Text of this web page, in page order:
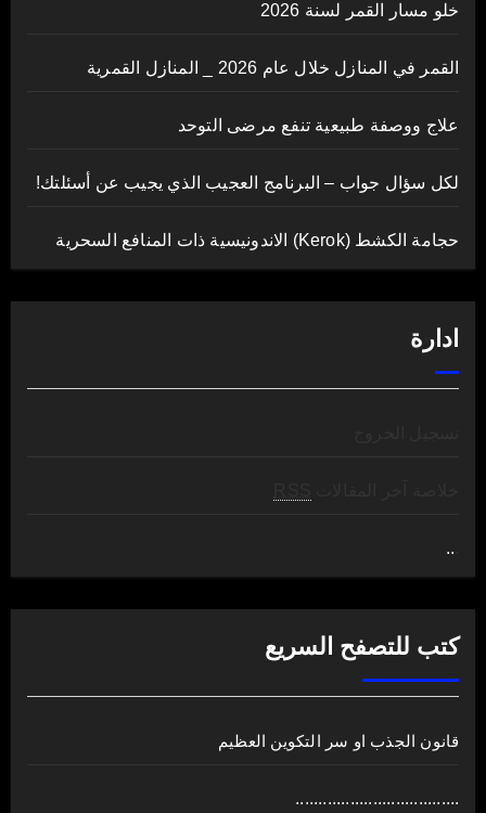
خلو مسار القمر لسنة 2026
القمر في المنازل خلال عام 2026 _ المنازل القمرية
علاج ووصفة طبيعية تنفع مرضى التوحد
لكل سؤال جواب – البرنامج العجيب الذي يجيب عن أسئلتك!
حجامة الكشط (Kerok) الاندونيسية ذات المنافع السحرية
ادارة
..
كتب للتصفح السريع
قانون الجذب او سر التكوين العظيم
....................................